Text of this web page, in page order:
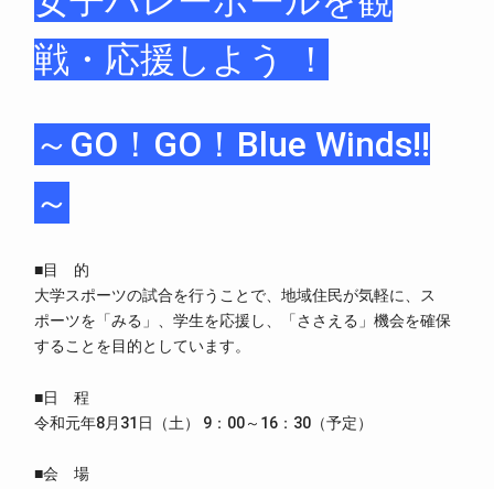
戦・応援しよう ！
～GO！GO！Blue Winds!!
～
■目 的
大学スポーツの試合を行うことで、地域住民が気軽に、ス
ポーツを「みる」、学生を応援し、「ささえる」機会を確保
することを目的としています。
■日 程
令和元年8月31日（土） 9：00～16：30（予定）
■会 場